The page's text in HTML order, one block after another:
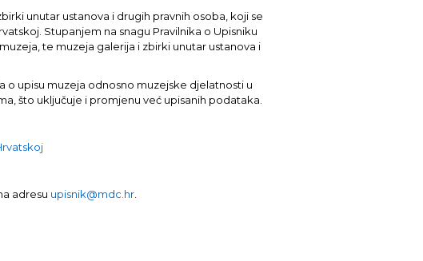
unutar ustanova i drugih pravnih osoba, koji se
Stupanjem na snagu Pravilnika o Upisniku
te muzeja galerija i zbirki unutar ustanova i
o upisu muzeja odnosno muzejske djelatnosti u
što uključuje i promjenu već upisanih podataka.
adresu upisnik@mdc.hr